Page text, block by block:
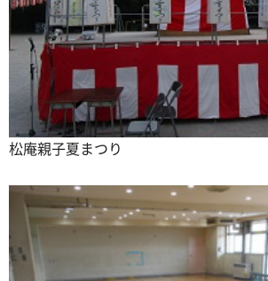
松庵親子夏まつり